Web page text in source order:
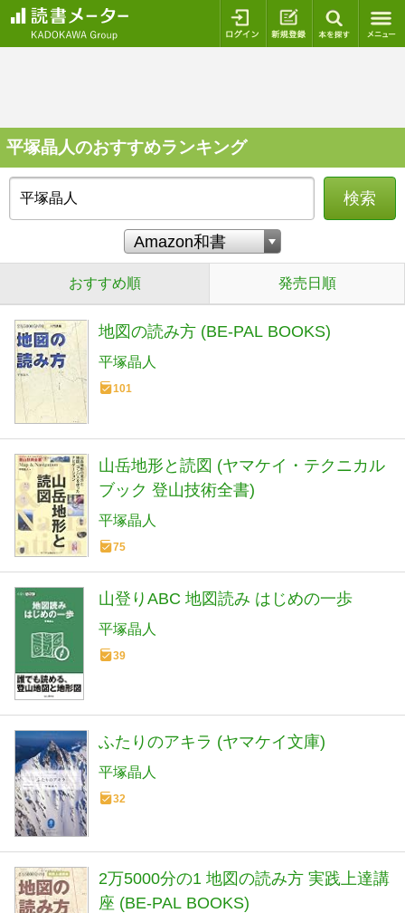
ログイン 新規登録
平塚晶人のおすすめランキング
検索
おすすめ順 発売日順
地図の読み方 (BE-PAL BOOKS)
平塚晶人
101
山岳地形と読図 (ヤマケイ・テクニカル
ブック 登山技術全書)
平塚晶人
75
山登りABC 地図読み はじめの一歩
平塚晶人
39
ふたりのアキラ (ヤマケイ文庫)
平塚晶人
32
2万5000分の1 地図の読み方 実践上達講
座 (BE‐PAL BOOKS)